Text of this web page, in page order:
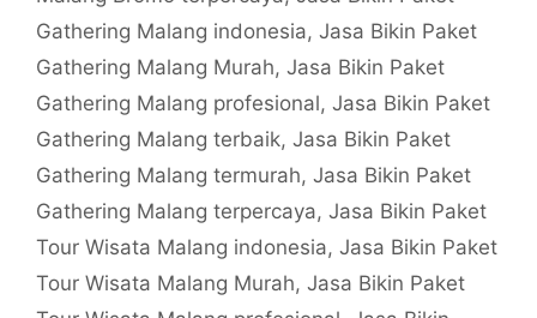
Gathering Malang indonesia, Jasa Bikin Paket
Gathering Malang Murah, Jasa Bikin Paket
Gathering Malang profesional, Jasa Bikin Paket
Gathering Malang terbaik, Jasa Bikin Paket
Gathering Malang termurah, Jasa Bikin Paket
Gathering Malang terpercaya, Jasa Bikin Paket
Tour Wisata Malang indonesia, Jasa Bikin Paket
Tour Wisata Malang Murah, Jasa Bikin Paket